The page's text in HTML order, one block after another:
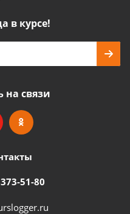
в курсе!
на связи
51-80